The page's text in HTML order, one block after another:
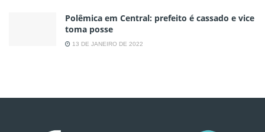
Polêmica em Central: prefeito é cassado e vice
toma posse
13 DE JANEIRO DE 2022